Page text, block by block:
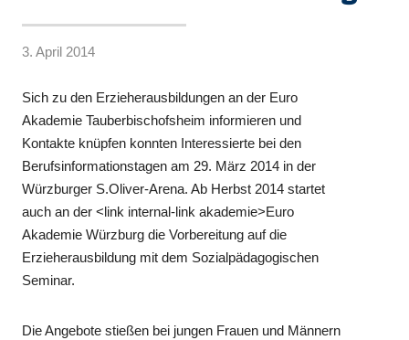
3. April 2014
Sich zu den Erzieherausbildungen an der Euro
Akademie Tauberbischofsheim informieren und
Kontakte knüpfen konnten Interessierte bei den
Berufsinformationstagen am 29. März 2014 in der
Würzburger S.Oliver-Arena. Ab Herbst 2014 startet
auch an der <link internal-link akademie>Euro
Akademie Würzburg die Vorbereitung auf die
Erzieherausbildung mit dem Sozialpädagogischen
Seminar.
Die Angebote stießen bei jungen Frauen und Männern